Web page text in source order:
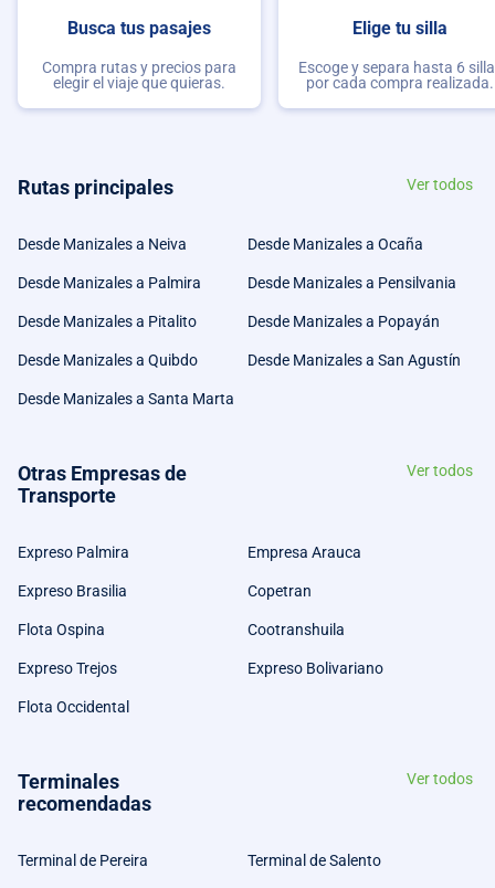
Busca tus pasajes
Compra rutas y precios para
elegir el viaje que quieras.
Elige tu silla
Escoge y separa hasta 6
por cada compra realizada.
Rutas principales Ver todos
Desde Manizales a Neiva Desde Manizales a Ocaña
Desde Manizales a Palmira Desde Manizales a Pensilvania
Desde Manizales a Pitalito Desde Manizales a Popayán
Desde Manizales a Quibdo Desde Manizales a San Agustín
Desde Manizales a Santa Marta
Otras Empresas de
Transporte
Ver todos
Expreso Palmira Empresa Arauca
Expreso Brasilia Copetran
Flota Ospina Cootranshuila
Expreso Trejos Expreso Bolivariano
Flota Occidental
Terminales
recomendadas
Ver todos
Terminal de Pereira Terminal de Salento